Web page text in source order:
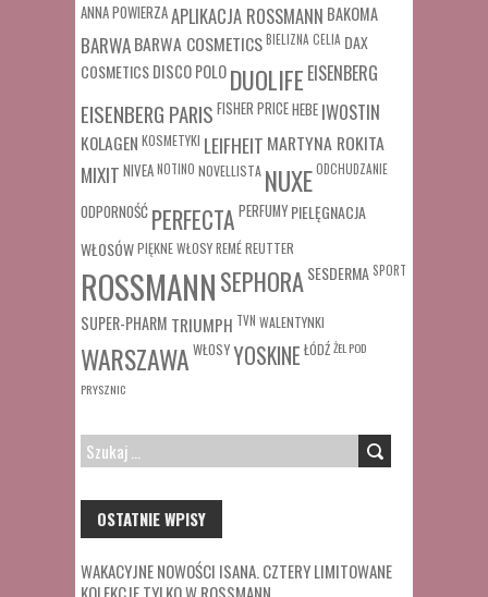
ANNA POWIERZAAPLIKACJA ROSSMANN BAKOMA
BARWABARWA COSMETICSBIELIZNA CELIA DAX
COSMETICSDISCO POLODUOLIFE EISENBERG
EISENBERG PARIS FISHER PRICEHEBE IWOSTIN
KOLAGEN KOSMETYKI LEIFHEIT MARTYNA ROKITA
MIXIT NIVEANOTINO NOVELLISTA NUXEODCHUDZANIE
ODPORNOŚĆ PERFECTA PERFUMY PIELĘGNACJA
WŁOSÓWPIĘKNE WŁOSYREMÉREUTTER
ROSSMANNSEPHORASESDERMA SPORT
SUPER-PHARM TRIUMPH TVN WALENTYNKI
WARSZAWA WŁOSYYOSKINE ŁÓDŹŻEL POD
PRYSZNIC
SZUKAJ:
OSTATNIE WPISY
WAKACYJNE NOWOŚCI ISANA. CZTERY LIMITOWANE